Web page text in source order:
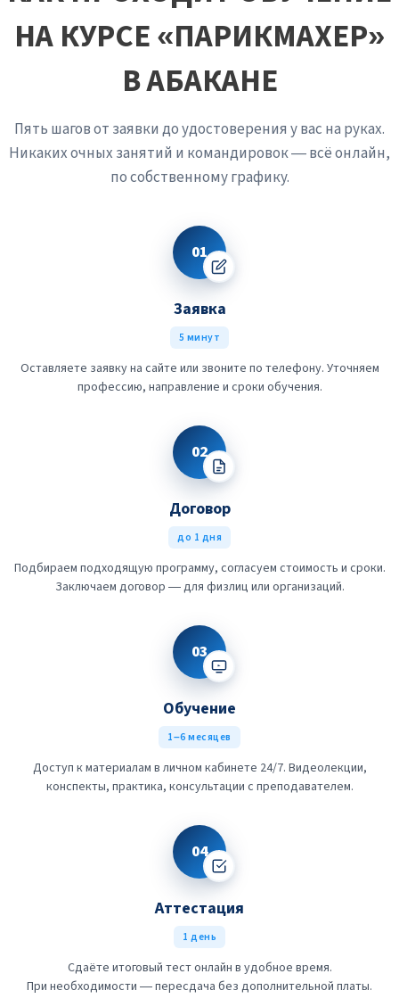
НА КУРСЕ «ПАРИКМАХЕР»
В АБАКАНЕ
Пять шагов от заявки до удостоверения у вас на руках.
Никаких очных занятий и командировок — всё онлайн,
по собственному графику.
01
Заявка
5 минут
Оставляете заявку на сайте или звоните по телефону. Уточняем
профессию, направление и сроки обучения.
02
Договор
до 1 дня
Подбираем подходящую программу, согласуем стоимость и сроки.
Заключаем договор — для физлиц или организаций.
03
Обучение
1–6 месяцев
Доступ к материалам в личном кабинете 24/7. Видеолекции,
конспекты, практика, консультации с преподавателем.
04
Аттестация
1 день
Сдаёте итоговый тест онлайн в удобное время.
При необходимости — пересдача без дополнительной платы.